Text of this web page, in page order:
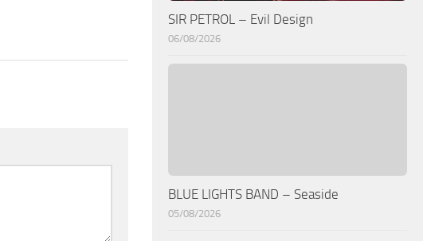
SIR PETROL – Evil Design
06/08/2026
BLUE LIGHTS BAND – Seaside
05/08/2026